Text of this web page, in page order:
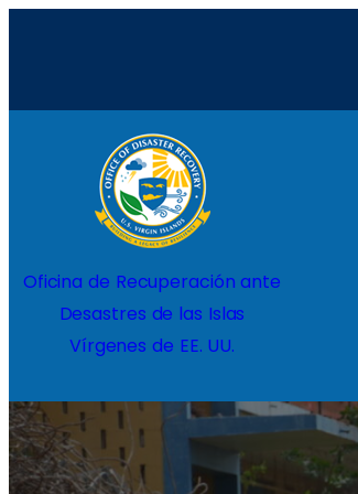
contenido
Oficina de Recuperación ante
Desastres de las Islas
Vírgenes de EE. UU.